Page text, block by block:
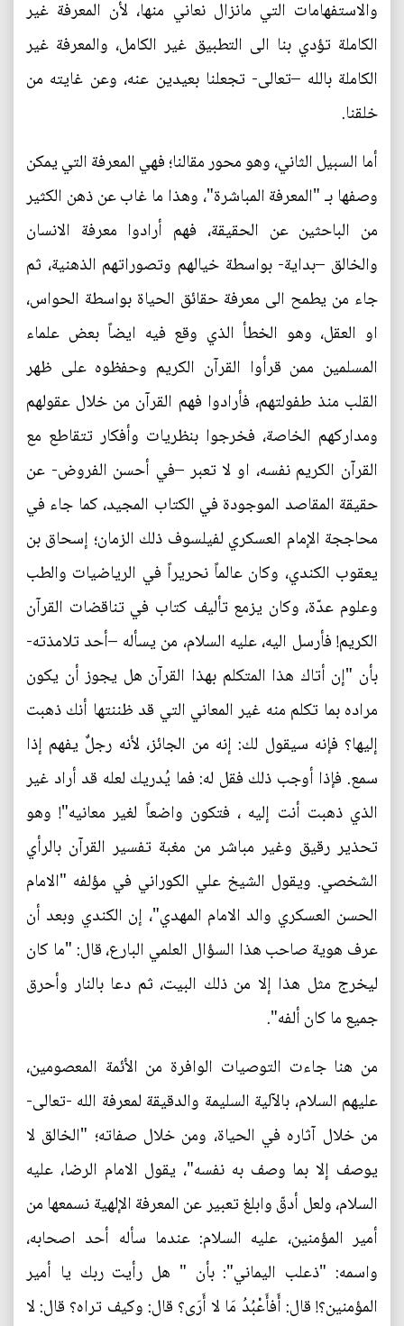
والاستفهامات التي مانزال نعاني منها، لأن المعرفة غير
الكاملة تؤدي بنا الى التطبيق غير الكامل، والمعرفة غير
الكاملة بالله –تعالى- تجعلنا بعيدين عنه، وعن غايته من
خلقنا.
أما السبيل الثاني، وهو محور مقالنا؛ فهي المعرفة التي يمكن
وصفها بـ "المعرفة المباشرة"، وهذا ما غاب عن ذهن الكثير
من الباحثين عن الحقيقة، فهم أرادوا معرفة الانسان
والخالق –بداية- بواسطة خيالهم وتصوراتهم الذهنية، ثم
جاء من يطمح الى معرفة حقائق الحياة بواسطة الحواس،
او العقل، وهو الخطأ الذي وقع فيه ايضاً بعض علماء
المسلمين ممن قرأوا القرآن الكريم وحفظوه على ظهر
القلب منذ طفولتهم، فأرادوا فهم القرآن من خلال عقولهم
ومداركهم الخاصة، فخرجوا بنظريات وأفكار تتقاطع مع
القرآن الكريم نفسه، او لا تعبر –في أحسن الفروض- عن
حقيقة المقاصد الموجودة في الكتاب المجيد، كما جاء في
محاججة الإمام العسكري لفيلسوف ذلك الزمان؛ إسحاق بن
يعقوب الكندي، وكان عالماً نحريراً في الرياضيات والطب
وعلوم عدّة، وكان يزمع تأليف كتاب في تناقضات القرآن
الكريم! فأرسل اليه، عليه السلام، من يسأله –أحد تلامذته-
بأن "إن أتاك هذا المتكلم بهذا القرآن هل يجوز أن يكون
مراده بما تكلم منه غير المعاني التي قد ظننتها أنك ذهبت
إليها؟ فإنه سيقول لك: إنه من الجائز، لأنه رجلٌ يفهم إذا
سمع. فإذا أوجب ذلك فقل له: فما يُدريك لعله قد أراد غير
الذي ذهبت أنت إليه ، فتكون واضعاً لغير معانيه"! وهو
تحذير رقيق وغير مباشر من مغبة تفسير القرآن بالرأي
الشخصي. ويقول الشيخ علي الكوراني في مؤلفه "الامام
الحسن العسكري والد الامام المهدي"، إن الكندي وبعد أن
عرف هوية صاحب هذا السؤال العلمي البارع، قال: "ما كان
ليخرج مثل هذا إلا من ذلك البيت، ثم دعا بالنار وأحرق
جميع ما كان ألفه".
من هنا جاءت التوصيات الوافرة من الأئمة المعصومين،
عليهم السلام، بالآلية السليمة والدقيقة لمعرفة الله -تعالى-
من خلال آثاره في الحياة، ومن خلال صفاته؛ "الخالق لا
يوصف إلا بما وصف به نفسه"، يقول الامام الرضا، عليه
السلام، ولعل أدقّ وابلغ تعبير عن المعرفة الإلهية نسمعها من
أمير المؤمنين، عليه السلام: عندما سأله أحد اصحابه،
واسمه: "ذعلب اليماني": بأن " هل رأيت ربك يا أمير
المؤمنين؟! قال: أَفأَعْبُدُ مَا لا أَرَى؟ قال: وكيف تراه؟ قال: لا